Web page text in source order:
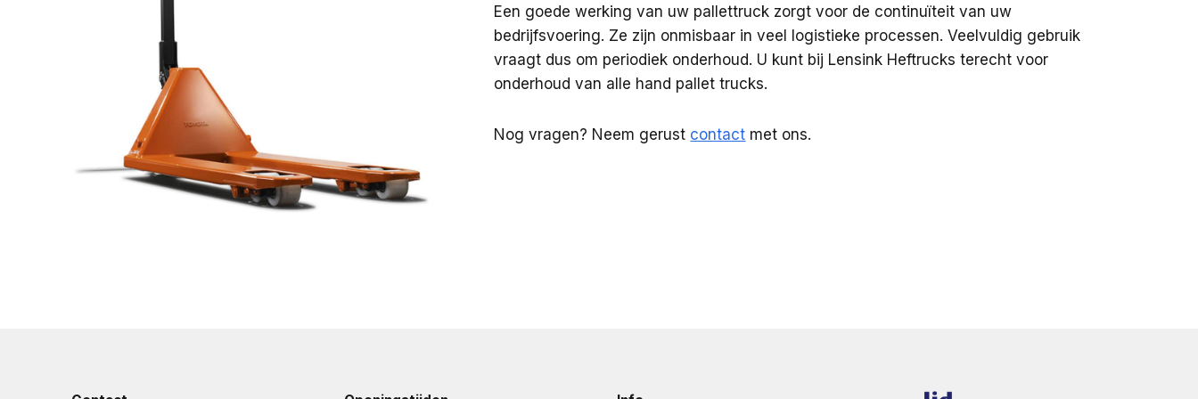
Een goede werking van uw pallettruck zorgt voor de continuïteit van uw
bedrijfsvoering. Ze zijn onmisbaar in veel logistieke processen. Veelvuldig gebruik
vraagt dus om periodiek onderhoud. U kunt bij Lensink Heftrucks terecht voor
onderhoud van alle hand pallet trucks.
Nog vragen? Neem gerust contact met ons.